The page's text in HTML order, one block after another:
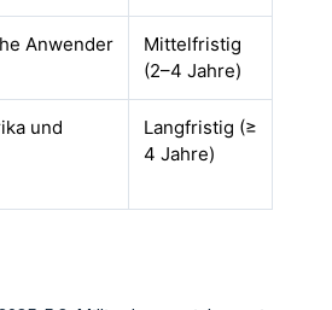
Anwender
Mittelfristig
(2–4 Jahre)
und
Langfristig (≥
4 Jahre)